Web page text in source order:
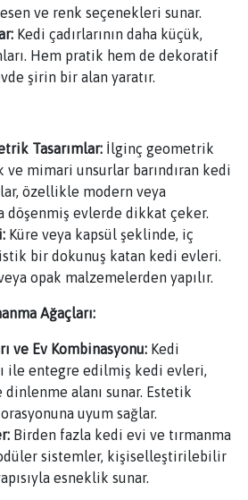
ve renk seçenekleri sunar.
Kedi çadırlarının daha küçük,
Hem pratik hem de dekoratif
şirin bir alan yaratır.
Tasarımlar: İlginç geometrik
mimari unsurlar barındıran kedi
özellikle modern veya
döşenmiş evlerde dikkat çeker.
Küre veya kapsül şeklinde, iç
bir dokunuş katan kedi evleri.
opak malzemelerden yapılır.
Ağaçları:
ve Ev Kombinasyonu: Kedi
ile entegre edilmiş kedi evleri,
dinlenme alanı sunar. Estetik
uyum sağlar.
Birden fazla kedi evi ve tırmanma
sistemler, kişiselleştirilebilir
esneklik sunar.